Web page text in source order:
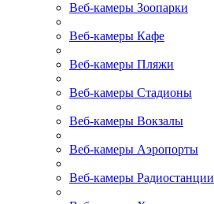
Веб-камеры Зоопарки
Веб-камеры Кафе
Веб-камеры Пляжи
Веб-камеры Стадионы
Веб-камеры Вокзалы
Веб-камеры Аэропорты
Веб-камеры Радиостанции